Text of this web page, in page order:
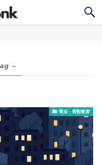
–
害虫・害獣被害